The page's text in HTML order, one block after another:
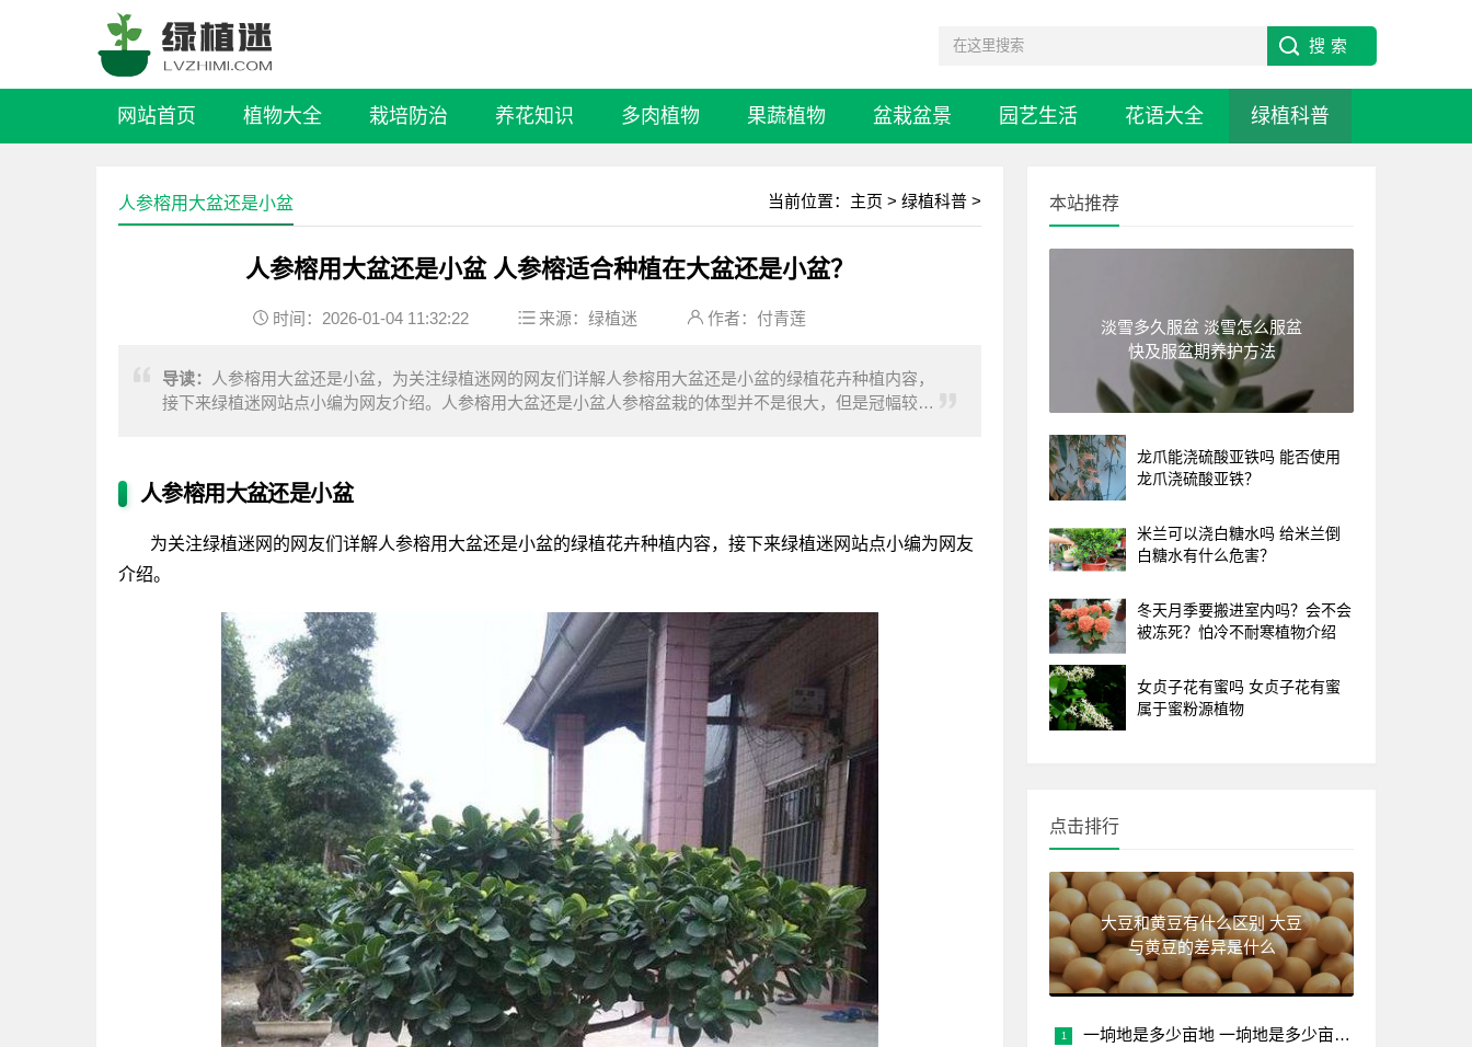
网站首页 植物大全 栽培防治 养花知识 多肉植物 果蔬植物 盆栽盆景 园艺生活 花语大全 绿植科普
当前位置： 主页 > 绿植科普 >
人参榕用大盆还是小盆
人参榕用大盆还是小盆 人参榕适合种植在大盆还是小盆？
时间：2026-01-04 11:32:22 来源： 绿植迷 作者：付青莲
导读：
人参榕用大盆还是小盆，为关注绿植迷网的网友们详解人参榕用大盆还是小盆的绿植花卉种植内容，
接下来绿植迷网站点小编为网友介绍。人参榕用大盆还是小盆人参榕盆栽的体型并不是很大，但是冠幅较
人参榕用大盆还是小盆
为关注绿植迷网的网友们详解人参榕用大盆还是小盆的绿植花卉种植内容，接下来绿植迷网站点小编为网友
介绍。
本站推荐
淡雪多久服盆 淡雪怎么服盆
快及服盆期养护方法
龙爪能浇硫酸亚铁吗 能否使用
龙爪浇硫酸亚铁？
米兰可以浇白糖水吗 给米兰倒
白糖水有什么危害？
冬天月季要搬进室内吗？会不会
被冻死？怕冷不耐寒植物介绍
女贞子花有蜜吗 女贞子花有蜜
属于蜜粉源植物
点击排行
大豆和黄豆有什么区别 大豆
与黄豆的差异是什么
一垧地是多少亩地 一垧地是多少亩？ 一块地有多少亩？